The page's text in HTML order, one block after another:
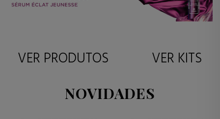
VER PRODUTOS VER KITS
NOVIDADES